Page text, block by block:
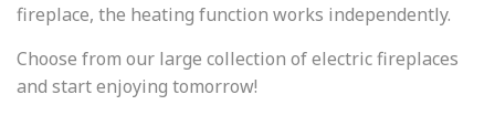
fireplace, the heating function works independently.
Choose from our large collection of electric fireplaces
and start enjoying tomorrow!